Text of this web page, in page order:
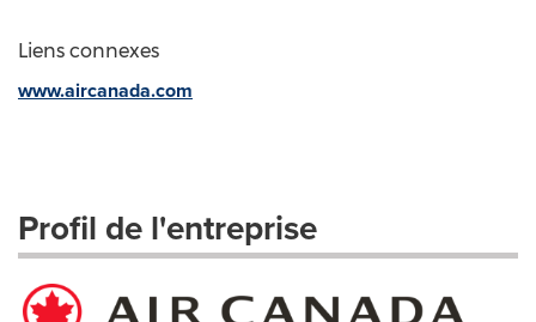
Liens connexes
www.aircanada.com
Profil de l'entreprise